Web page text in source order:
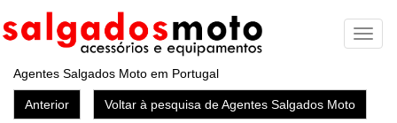
Agentes Salgados Moto em Portugal
Anterior Voltar à pesquisa de Agentes Salgados Moto